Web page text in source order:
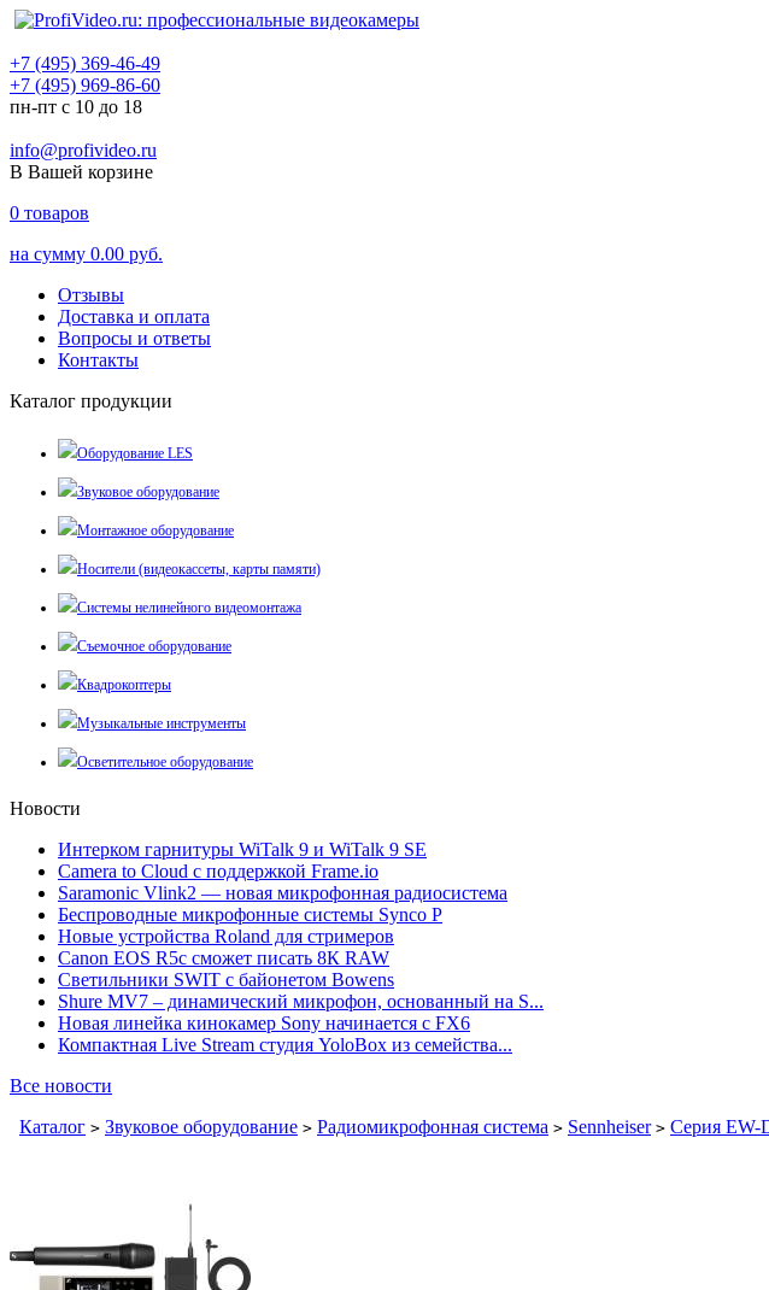
+7 (495) 369-46-49
+7 (495) 969-86-60
пн-пт с 10 до 18
info@profivideo.ru
В Вашей корзине
0 товаров
на сумму 0.00 руб.
Отзывы
Доставка и оплата
Вопросы и ответы
Контакты
Каталог продукции
Оборудование LES
Звуковое оборудование
Монтажное оборудование
Носители (видеокассеты, карты памяти)
Системы нелинейного видеомонтажа
Съемочное оборудование
Квадрокоптеры
Музыкальные инструменты
Осветительное оборудование
Новости
Интерком гарнитуры WiTalk 9 и WiTalk 9 SE
Camera to Cloud с поддержкой Frame.io
Saramonic Vlink2 — новая микрофонная радиосистема
Беспроводные микрофонные системы Synco P
Новые устройства Roland для стримеров
Canon EOS R5c сможет писать 8К RAW
Светильники SWIT с байонетом Bowens
Shure MV7 – динамический микрофон, основанный на S...
Новая линейка кинокамер Sony начинается с FX6
Компактная Live Stream студия YoloBox из семейства...
Все новости
Каталог > Звуковое оборудование > Радиомикрофонная система > Sennheiser > Серия EW-